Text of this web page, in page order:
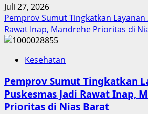
Juli 27, 2026
Pemprov Sumut Tingkatkan Layanan
Rawat Inap, Mandrehe Prioritas di
Kesehatan
Pemprov Sumut Tingkatkan
Puskesmas Jadi Rawat Inap,
Prioritas di Nias Barat